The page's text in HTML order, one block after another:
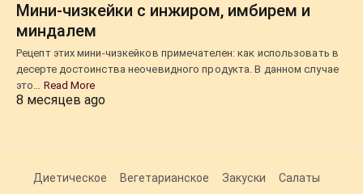
Мини-чизкейки с инжиром, имбирем и
миндалем
Рецепт этих мини-чизкейков примечателен: как использовать в
десерте достоинства неочевидного продукта. В данном случае
это… Read More
8 месяцев ago
Диетическое Вегетарианское Закуски Салаты